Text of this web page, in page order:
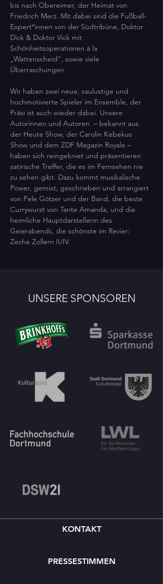
bis nach Obereimer, der Heimat von
Friedrich Merz. Mit dabei sind die Fußball-
Expert*innen von der Südtribüne, Doktor
Dick & Doktor Vick mit
Schönheitsoperationen à la
„Wattenscheid“, sowie viele
Überraschungen.
Wir haben zwei neue, saulustige und
hochmotivierte Spieler im Ensemble, der
Präsi ist auch wieder dabei. Unsere
Autorinnen und Autoren  – bekannt aus
der Heute Show, der Carolin Kebekus
Show und dem ZDF Magazin Royale –
haben sich reingekniet und präsentieren
satirische Treffer, die es im Fernsehen nie
zu sehen gibt. Dazu kommt musikalische
Power, gemixt, geschrieben und arrangiert
von Pele Götzer und der Band, die beste
Currywurst von Tante Amanda, und die
heimliche Hauptdarstellerin des
Geierabends, die schönste im Revier:
Zeche Zollern II/IV.
UNSERE SPONSOREN
KONTAKT
PRESSESTIMMEN